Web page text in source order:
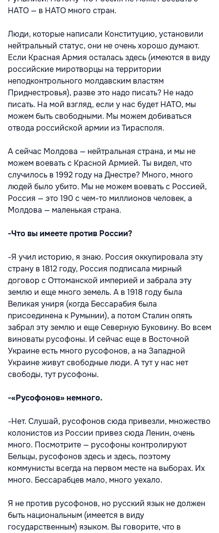
НАТО — в НАТО много стран.
Люди, которые написали Конституцию, установили
нейтральный статус, они не очень хорошо думают.
Если Красная Армия осталась здесь (имеются в виду
российские миротворцы на территории
неподконтрольного молдавским властям
Приднестровья), разве это надо писать? Не надо
писать. На мой взгляд, если у нас будет НАТО, мы
можем быть свободными. Мы можем добиваться
отвода российской армии из Тирасполя.
А сейчас Молдова — нейтральная страна, и мы не
можем воевать с Красной Армией. Ты видел, что
случилось в 1992 году на Днестре? Много, много
людей было убито. Мы не можем воевать с Россией,
Россия — это 190 с чем-то миллионов человек, а
Молдова — маленькая страна.
-Что вы имеете против России?
-Я учил историю, я знаю. Россия оккупировала эту
страну в 1812 году, Россия подписала мирный
договор с Оттоманской империей и забрала эту
землю и еще много земель. А в 1918 году была
Великая униря (когда Бессарабия была
присоединена к Румынии), а потом Сталин опять
забрал эту землю и еще Северную Буковину. Во всем
виноваты русофоны. И сейчас еще в Восточной
Украине есть много русофонов, а на Западной
Украине живут свободные люди. А тут у нас нет
свободы, тут русофоны.
-«Русофонов» немного.
-Нет. Слушай, русофонов сюда привезли, множество
колонистов из России привез сюда Ленин, очень
много. Посмотрите — русофоны контролируют
Бельцы, русофонов здесь и здесь, поэтому
коммунисты всегда на первом месте на выборах. Их
много. Бессарабцев мало, много уехало.
Я не против русофонов, но русский язык не должен
быть национальным (имеется в виду
государственным) языком. Вы говорите, что в